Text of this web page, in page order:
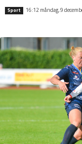
Sport 16:12 måndag, 9